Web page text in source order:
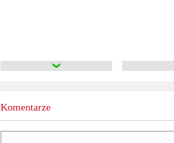
Komentarze